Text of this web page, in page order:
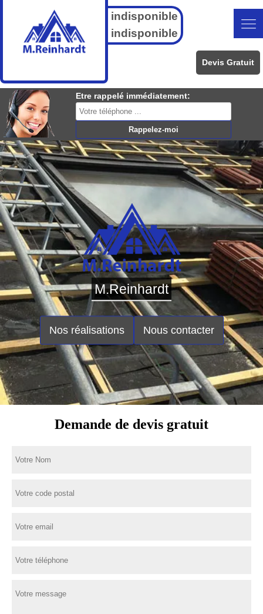
indisponible
indisponible
Devis Gratuit
Etre rappelé immédiatement:
M.Reinhardt
Nos réalisations Nous contacter
Demande de devis gratuit